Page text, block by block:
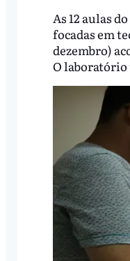
As 12 aulas do
focadas em
dezembro)
O